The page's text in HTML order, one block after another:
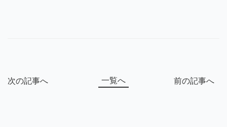
次の記事へ 一覧へ 前の記事へ